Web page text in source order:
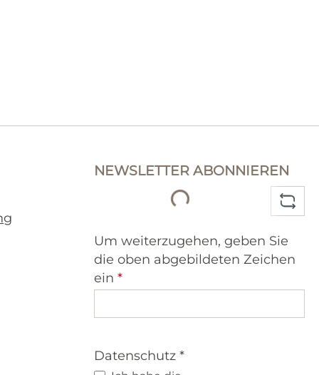
NEWSLETTER ABONNIEREN
Loading...
Um weiterzugehen, geben Sie
die oben abgebildeten Zeichen
ein *
Datenschutz *